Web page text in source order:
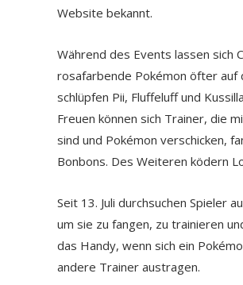
Website bekannt.
Während des Events lassen sich
rosafarbende Pokémon öfter auf
schlüpfen Pii, Fluffeluff und
Freuen können sich Trainer, die
sind und Pokémon verschicken,
Bonbons. Des Weiteren ködern
Seit 13. Juli durchsuchen Spieler
um sie zu fangen, zu trainieren
das Handy, wenn sich ein
andere Trainer austragen.